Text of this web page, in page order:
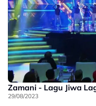
Zamani - Lagu Jiwa
29/08/2023